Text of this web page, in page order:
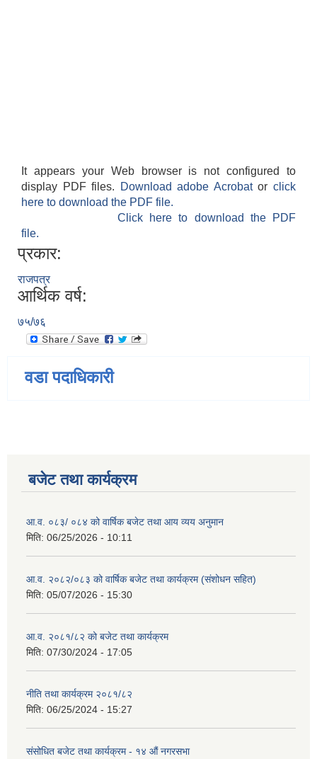
It appears your Web browser is not configured to
display PDF files.
Download adobe Acrobatorclick
here to download the PDF file.
Click here to download the PDF
file.
प्रकार:
राजपत्र
आर्थिक वर्ष:
७५/७६
वडा पदाधिकारी
बजेट तथा कार्यक्रम
आ.व. ०८३/ ०८४ को वार्षिक बजेट तथा आय व्यय अनुमान
मिति: 06/25/2026 - 10:11
आ.व. २०८२/०८३ को वार्षिक बजेट तथा कार्यक्रम (संशोधन सहित)
मिति: 05/07/2026 - 15:30
आ.व. २०८१/८२ को बजेट तथा कार्यक्रम
मिति: 07/30/2024 - 17:05
नीति तथा कार्यक्रम २०८१/८२
मिति: 06/25/2024 - 15:27
संसोधित बजेट तथा कार्यक्रम - १४ औं नगरसभा